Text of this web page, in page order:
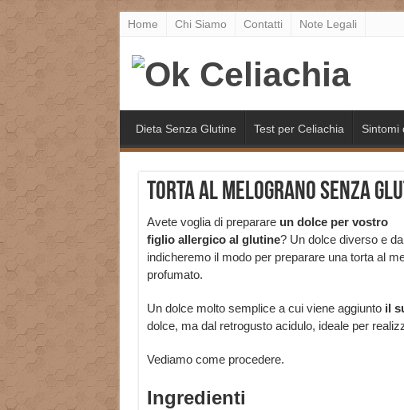
Home Chi Siamo Contatti Note Legali
Dieta Senza Glutine Test per Celiachia Sintomi
Torta al melograno senza
Avete voglia di preparare un dolce per vostro
figlio allergico al glutine? Un dolce diverso e
indicheremo il modo per preparare una torta al
profumato.
Un dolce molto semplice a cui viene aggiunto il
dolce, ma dal retrogusto acidulo, ideale per
Vediamo come procedere.
Ingredienti